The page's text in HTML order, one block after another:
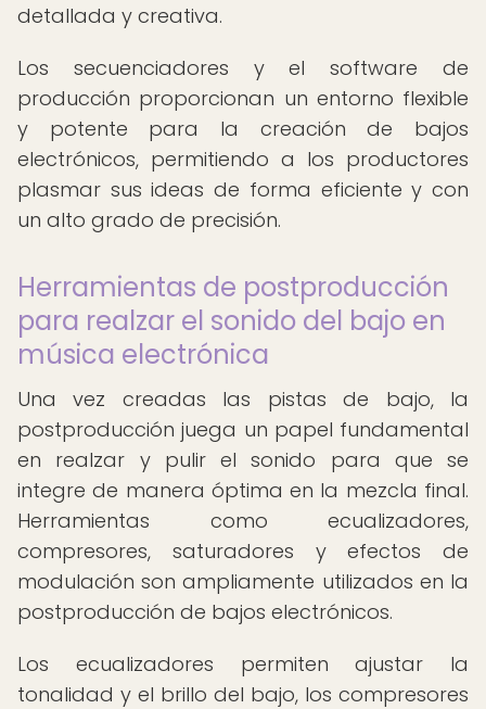
detallada y creativa.
Los secuenciadores y el software de
producción proporcionan un entorno flexible
y potente para la creación de bajos
electrónicos, permitiendo a los productores
plasmar sus ideas de forma eficiente y con
un alto grado de precisión.
Herramientas de postproducción
para realzar el sonido del bajo en
música electrónica
Una vez creadas las pistas de bajo, la
postproducción juega un papel fundamental
en realzar y pulir el sonido para que se
integre de manera óptima en la mezcla final.
Herramientas como ecualizadores,
compresores, saturadores y efectos de
modulación son ampliamente utilizados en la
postproducción de bajos electrónicos.
Los ecualizadores permiten ajustar la
tonalidad y el brillo del bajo, los compresores